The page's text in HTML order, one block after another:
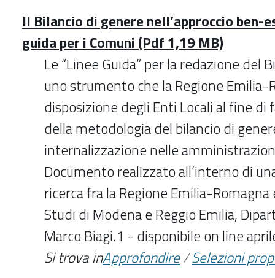
Il Bilancio di genere nell’approccio ben-
guida per i Comuni (Pdf 1,19 MB)
Le “Linee Guida” per la redazione del
uno strumento che la Regione
disposizione degli Enti Locali al fine di
della metodologia del bilancio di
internalizzazione nelle
Documento realizzato all’interno di
ricerca fra la Regione Emilia-Romagna
Studi di Modena e Reggio Emilia,
Marco Biagi.1 - disponibile on line
Si trova inApprofondire/Selezioni